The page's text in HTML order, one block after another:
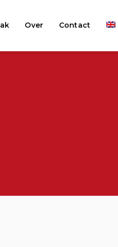
Over Contact